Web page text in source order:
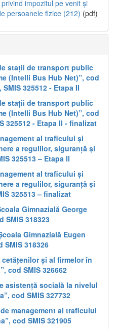
impozitul pe venit și
persoanele fizice (212) (pdf)
stații de transport public
(Intelli Bus Hub Net)”, cod
325512 - Etapa II
stații de transport public
(Intelli Bus Hub Net)”, cod
325512 - Etapa II - finalizat
al traficului și
a regulilor, siguranță și
325513 – Etapa II
al traficului și
a regulilor, siguranță și
325513 – finalizat
Gimnazială George
SMIS 318323
Gimnazială Eugen
SMIS 318326
și al firmelor în
cod SMIS 326662
asistență socială la nivelul
cod SMIS 327732
management al traficului
cod SMIS 321905